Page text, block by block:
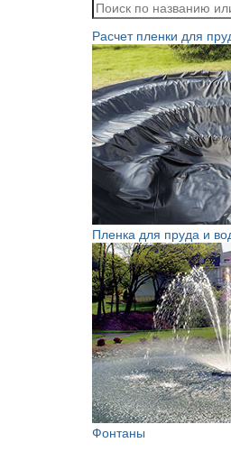
Расчет пленки для
Пленка для пруда и
Фонтаны